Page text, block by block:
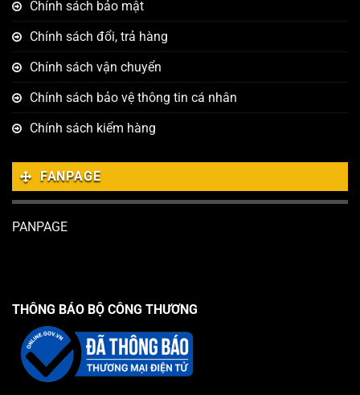
Chính sách bảo mật
Chính sách đổi, trả hàng
Chính sách vận chuyển
Chính sách bảo vệ thông tin cá nhân
Chính sách kiểm hàng
FANPAGE
PANPAGE
THÔNG BÁO BỘ CÔNG THƯƠNG